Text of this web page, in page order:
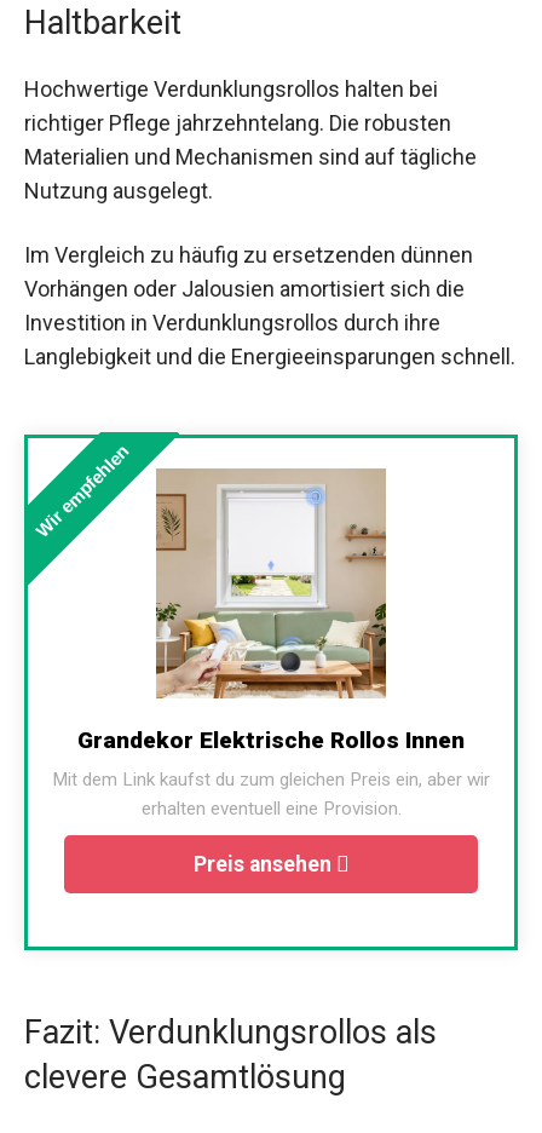
Haltbarkeit
Hochwertige Verdunklungsrollos halten bei
richtiger Pflege jahrzehntelang. Die robusten
Materialien und Mechanismen sind auf tägliche
Nutzung ausgelegt.
Im Vergleich zu häufig zu ersetzenden dünnen
Vorhängen oder Jalousien amortisiert sich die
Investition in Verdunklungsrollos durch ihre
Langlebigkeit und die Energieeinsparungen schnell.
Wir empfehlen
Grandekor Elektrische Rollos Innen
Mit dem Link kaufst du zum gleichen Preis ein, aber wir
erhalten eventuell eine Provision.
Preis ansehen
Fazit: Verdunklungsrollos als
clevere Gesamtlösung